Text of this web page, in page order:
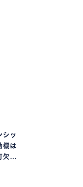
シッ
機は
欠…